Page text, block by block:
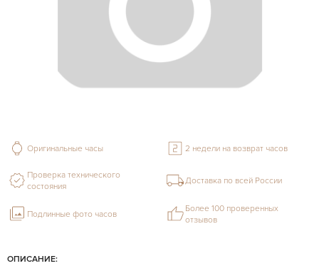
ОПИСАНИЕ:
Оригинальные часы 2 недели на возврат часов
Проверка технического
состояния
Доставка по всей России
Подлинные фото часов
Более 100 проверенных
отзывов